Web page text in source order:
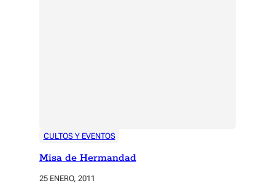
CULTOS Y EVENTOS
Misa de Hermandad
25 ENERO, 2011